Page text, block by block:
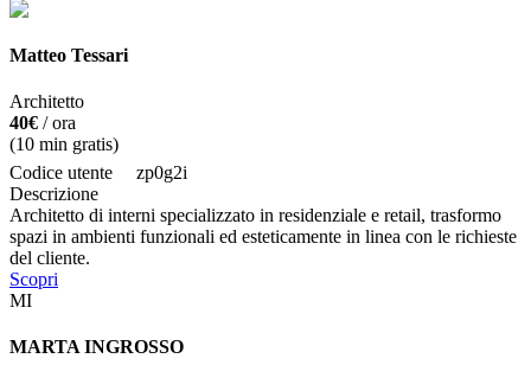
Matteo Tessari
Architetto
40€ / ora
(10 min gratis)
Codice utente
zp0g2i
Descrizione
Architetto di interni specializzato in residenziale e retail, trasformo
spazi in ambienti funzionali ed esteticamente in linea con le richieste
del cliente.
Scopri
MI
MARTA INGROSSO